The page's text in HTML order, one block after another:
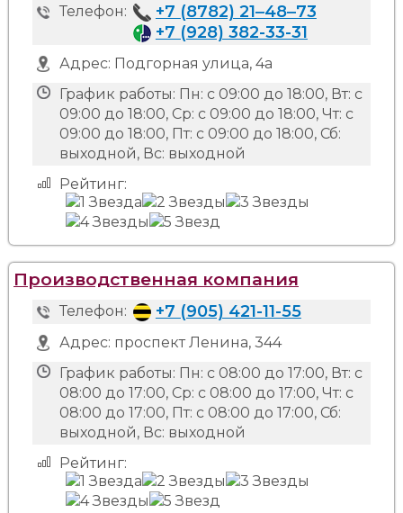
Телефон:
+7 (8782) 21‒48‒73
+7 (928) 382-33-31
Адрес: Подгорная улица, 4а
График работы: Пн: с 09:00 до 18:00, Вт: с
09:00 до 18:00, Ср: с 09:00 до 18:00, Чт: с
09:00 до 18:00, Пт: с 09:00 до 18:00, Сб:
выходной, Вс: выходной
Рейтинг:
Производственная компания
Телефон: +7 (905) 421-11-55
Адрес: проспект Ленина, 344
График работы: Пн: с 08:00 до 17:00, Вт: с
08:00 до 17:00, Ср: с 08:00 до 17:00, Чт: с
08:00 до 17:00, Пт: с 08:00 до 17:00, Сб:
выходной, Вс: выходной
Рейтинг: